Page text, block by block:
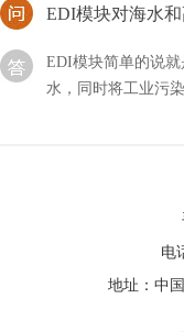
水，同时将工业污
质全部隔离，从而
edi有很多种解释，
的系统等等，而今
edi膜堆会不会堵
电
地址：中